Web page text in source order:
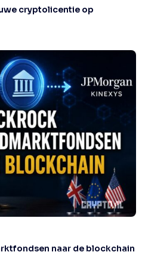
cryptolicentie op
naar de blockchain